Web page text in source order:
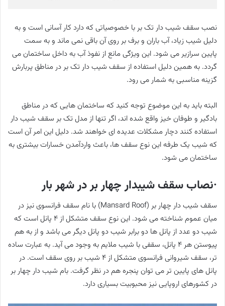
نصب سقف شیب دار تک بر با خصوصیاتی که دارد کار آسانی است و به
دلیل شیب زیاد، آب باران و برف بر روی آن باقی نمی ماند و به سمت
پایین سرازیر می شود. این ویژگی مانع از نفوذ آب به داخل ساختمان می
گردد. به همین دلیل استفاده از سقف شیب دار تک بر در مناطق پربارش
گزینه مناسبی به شمار می رود.
البته باید به این موضوع توجه کنید که ساختمان هایی که در مناطق
بادگیر و طوفان خیز واقع شده اند، اگر تنها از مدل تک بر سقف شیب دار
استفاده کنند دچار مشکلات عدیده ای خواهند شد. دلیل این امر آن است
که شیب یک طرفه این نوع سقف ها، باعث واردآمدن خسارات بیشتری به
ساختمان می شود.
·نصاب سقف شیبدار چهار بر در شهر بار
سقف شیب دار چهار بر (Mansard Roof) با نام سقف فرانسوی نیز در
میان عموم شناخته می شود. این نوع سقف متشکل از ٤ پانل است که
شیب دو عدد از پانل ها دو برابر شیب دو پانل دیگر می باشد و از به هم
پیوستن هر 4 پانل، سقفی با شیب ملایم به وجود می آید. به عبارت ساده
تر، سقف شیروانی فرانسوی متشکل از 4 شیب بر روی سقف است. در
پانل های پایین تر می توان پنجره هم در نظر گرفت. بام شیب دار چهار بر
در کشورهای اروپایی نیز محبوبیت بسیاری دارد.